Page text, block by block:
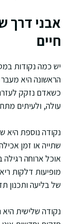
אבני דרך
חיים
יש כמה נקודות
הראשונה היא
כשאדם נזקק
עולה, ולעיתים
נקודה נוספת היא
שתייה או זמן
מופיעות דלקות
של בליעה ותכנון
נקודה שלישית היא